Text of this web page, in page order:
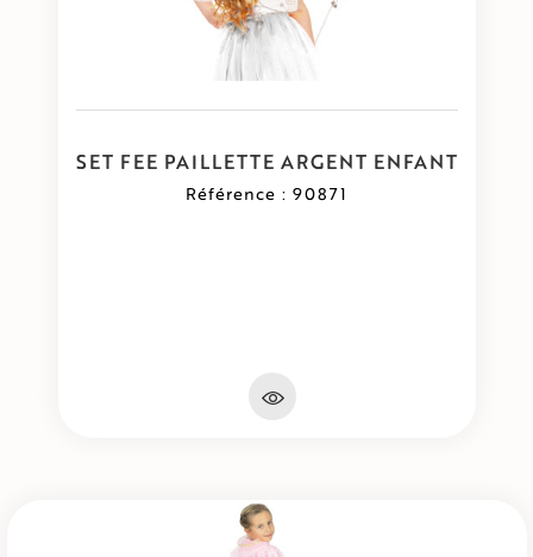
SET FEE PAILLETTE ARGENT ENFANT
Référence : 90871